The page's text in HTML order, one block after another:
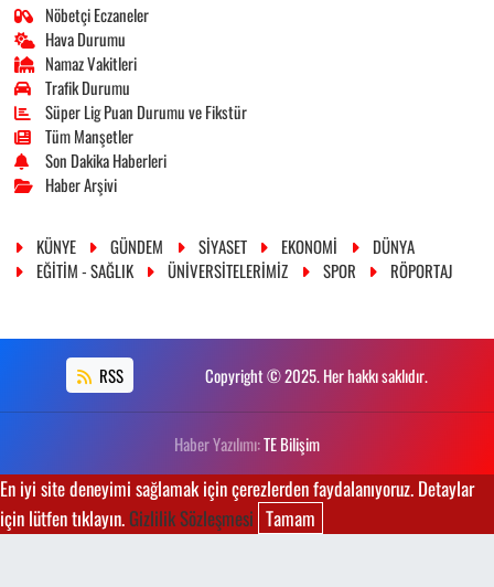
Nöbetçi Eczaneler
Hava Durumu
Namaz Vakitleri
Trafik Durumu
Süper Lig Puan Durumu ve Fikstür
Tüm Manşetler
Son Dakika Haberleri
Haber Arşivi
KÜNYE GÜNDEM SİYASET EKONOMİ
DÜNYA
EĞİTİM - SAĞLIK
ÜNİVERSİTELERİMİZ SPOR RÖPORTAJ
RSS Copyright © 2025. Her hakkı saklıdır.
Haber Yazılımı:TE Bilişim
En iyi site deneyimi sağlamak için çerezlerden faydalanıyoruz. Detaylar
için lütfen tıklayın.Gizlilik Sözleşmesi Tamam